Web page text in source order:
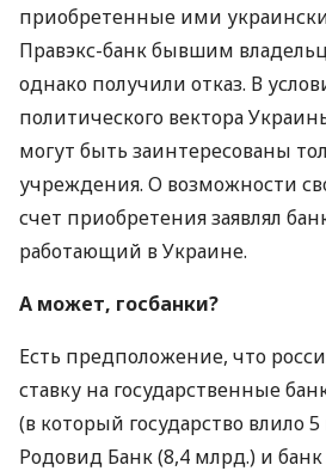
приобретенные ими
Правэкс-банк бывшим
однако получили отказ. В
политического вектора
могут быть заинтересованы
учреждения. О возможности
счет приобретения заявлял
работающий в Украине.
А может, госбанки?
Есть предположение, что
ставку на государственные
(в который государство влило
Родовид Банк (8,4 млрд.) и